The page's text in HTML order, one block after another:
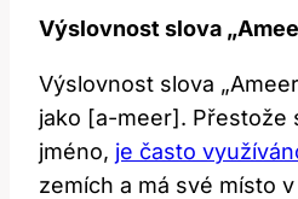
Výslovnost slova
Výslovnost ‌slova​
⁤jako⁤ [a-meer]. Přestože
jméno, je často
⁤zemích⁢ a⁢ má své místo